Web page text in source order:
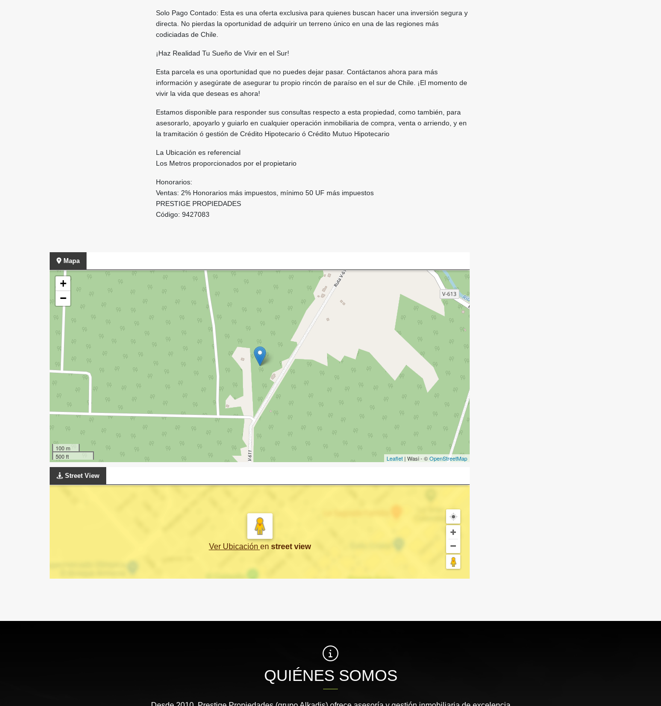
Solo Pago Contado: Esta es una oferta exclusiva para quienes buscan hacer una inversión segura y
directa. No pierdas la oportunidad de adquirir un terreno único en una de las regiones más
codiciadas de Chile.
¡Haz Realidad Tu Sueño de Vivir en el Sur!
Esta parcela es una oportunidad que no puedes dejar pasar. Contáctanos ahora para más
información y asegúrate de asegurar tu propio rincón de paraíso en el sur de Chile. ¡El momento de
vivir la vida que deseas es ahora!
Estamos disponible para responder sus consultas respecto a esta propiedad, como también, para
asesorarlo, apoyarlo y guiarlo en cualquier operación inmobiliaria de compra, venta o arriendo, y en
la tramitación ó gestión de Crédito Hipotecario ó Crédito Mutuo Hipotecario
La Ubicación es referencial
Los Metros proporcionados por el propietario
Honorarios:
Ventas: 2% Honorarios más impuestos, mínimo 50 UF más impuestos
PRESTIGE PROPIEDADES
Código: 9427083
Mapa
+
−
100 m
500 ft
Leaflet | Wasi - ©OpenStreetMap
Street View
Ver Ubicación en street view
QUIÉNES SOMOS